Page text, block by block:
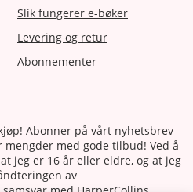
Slik fungerer e-bøker
Levering og retur
Abonnementer
Abonner på vårt nyhetsbrev
med gode tilbud! Ved å
jeg er 16 år eller eldre, og at jeg
av